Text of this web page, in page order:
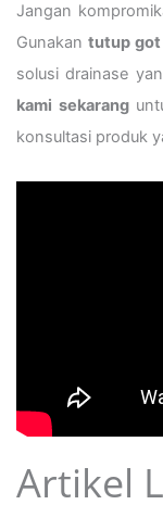
Jangan
Gunakan tutup
solusi drainase
kami sekarang
konsultasi produk
Artikel